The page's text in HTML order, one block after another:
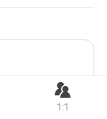
1:1